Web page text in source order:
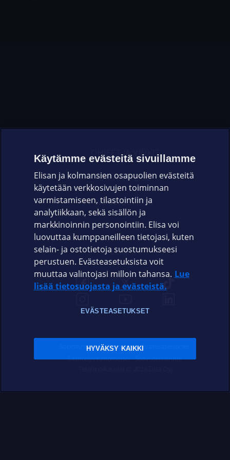
OHJEET JA VINKIT
OMAYHTEISÖ
VIANSELVITYS
ASIAKASPALVELU
ELISA.FI
Sopimusehdot Tietosuoja Evästeasetukset
Sääntelyviranomaiset Saavutettavuus
Käytämme evästeitä sivuillamme
Elisan ja kolmansien osapuolien evästeitä
käytetään verkkosivujen toiminnan
varmistamiseen, tilastointiin ja
analytiikkaan, sekä sisällön ja
markkinoinnin personointiin. Elisa voi
luovuttaa kumppaneilleen tietojasi, kuten
selain- ja ostotietoja suostumukseesi
perustuen. Evästeasetuksista voit
muuttaa valintojasi milloin tahansa. Lue
lisää tietosuojasta ja evästeistä.
EVÄSTEASETUKSET
HYVÄKSY KAIKKI